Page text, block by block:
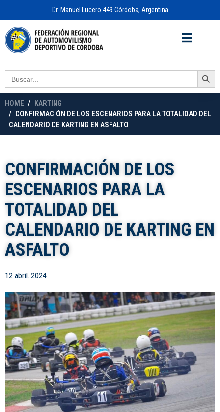
Dr. Manuel Lucero 449 Córdoba, Argentina
Search
for:
Search Button
HOME
KARTING
CONFIRMACIÓN DE LOS ESCENARIOS PARA LA TOTALIDAD DEL
CALENDARIO DE KARTING EN ASFALTO
CONFIRMACIÓN DE LOS
ESCENARIOS PARA LA
TOTALIDAD DEL
CALENDARIO DE KARTING EN
ASFALTO
12 abril, 2024